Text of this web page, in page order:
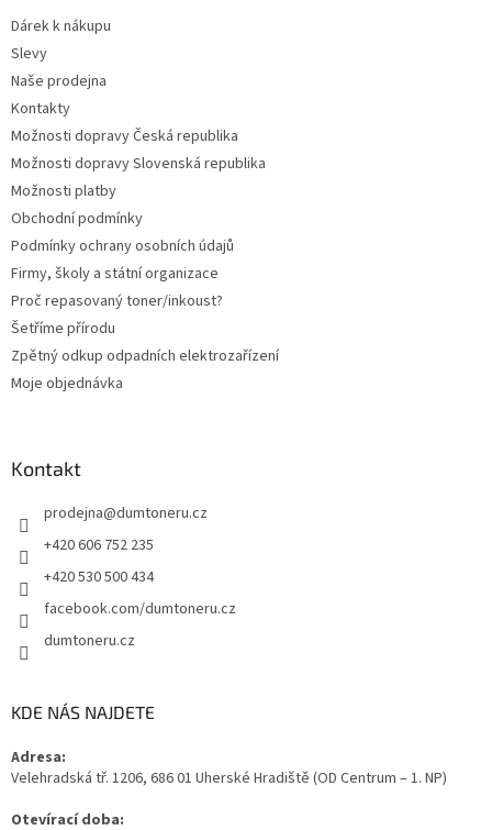
Dárek k nákupu
Slevy
Naše prodejna
Kontakty
Možnosti dopravy Česká republika
Možnosti dopravy Slovenská republika
Možnosti platby
Obchodní podmínky
Podmínky ochrany osobních údajů
Firmy, školy a státní organizace
Proč repasovaný toner/inkoust?
Šetříme přírodu
Zpětný odkup odpadních elektrozařízení
Moje objednávka
Kontakt
prodejna@dumtoneru.cz
+420 606 752 235
+420 530 500 434
facebook.com/dumtoneru.cz
dumtoneru.cz
KDE NÁS NAJDETE
Adresa:
Velehradská tř. 1206, 686 01 Uherské Hradiště (OD Centrum – 1. NP)
Otevírací doba: